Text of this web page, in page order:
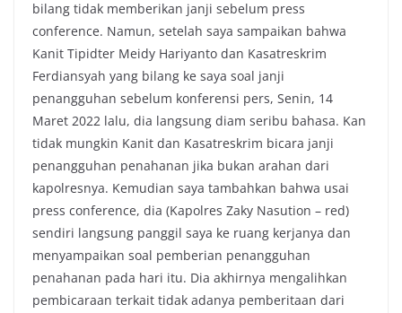
bilang tidak memberikan janji sebelum press
conference. Namun, setelah saya sampaikan bahwa
Kanit Tipidter Meidy Hariyanto dan Kasatreskrim
Ferdiansyah yang bilang ke saya soal janji
penangguhan sebelum konferensi pers, Senin, 14
Maret 2022 lalu, dia langsung diam seribu bahasa. Kan
tidak mungkin Kanit dan Kasatreskrim bicara janji
penangguhan penahanan jika bukan arahan dari
kapolresnya. Kemudian saya tambahkan bahwa usai
press conference, dia (Kapolres Zaky Nasution – red)
sendiri langsung panggil saya ke ruang kerjanya dan
menyampaikan soal pemberian penangguhan
penahanan pada hari itu. Dia akhirnya mengalihkan
pembicaraan terkait tidak adanya pemberitaan dari